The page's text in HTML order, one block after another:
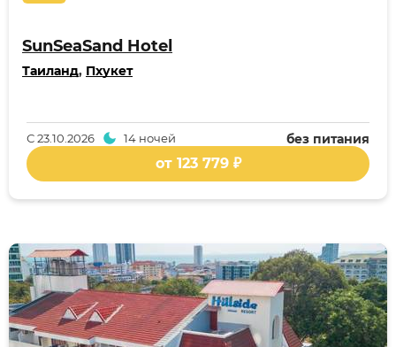
SunSeaSand Hotel
Таиланд, Пхукет
без питания
С23.10.2026 14 ночей
от 123 779 ₽